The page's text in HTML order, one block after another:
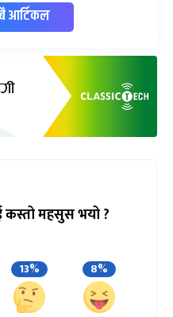
कस्तो महसुस भयो ?
13% 8%